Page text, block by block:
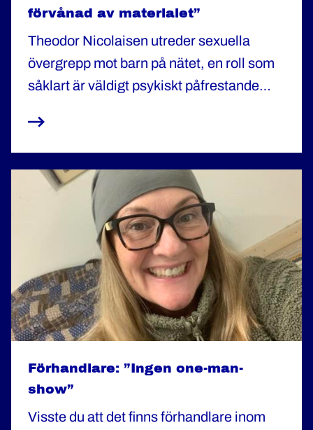
förvånad av materialet”
Theodor Nicolaisen utreder sexuella
övergrepp mot barn på nätet, en roll som
såklart är väldigt psykiskt påfrestande
lägga pussel och lösa fall.
Förhandlare: ”Ingen one-man-
show”
Visste du att det finns förhandlare inom